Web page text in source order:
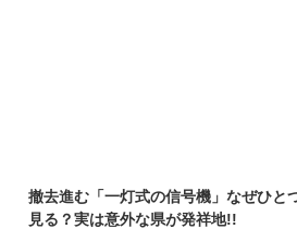
撤去進む「一灯式の信号機」なぜひと
見る？実は意外な県が発祥地!!